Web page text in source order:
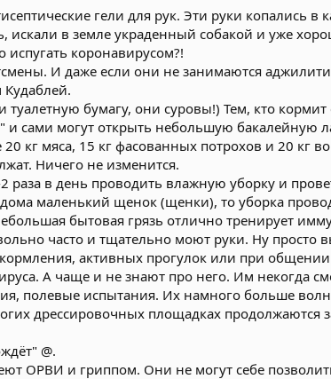
гели для рук. Эти руки копались
искали в земле украденный собакой и уже
испугать коронавирусом?!
И даже если они не занимаются
бумагу, они суровы!) Тем, кто
сами могут открыть небольшую бакалейную
кг мяса, 15 кг фасованных потрохов и 20 кг
Ничего не изменится.
в день проводить влажную уборку и
маленький щенок (щенки), то уборка
бытовая грязь отлично тренирует
часто и тщательно моют руки. Ну
активных прогулок или при
А чаще и не знают про него. Им некогда
полевые испытания. Их намного больше
дрессировочных площадках продолжаются
@.
ОРВИ и гриппом. Они не могут себе